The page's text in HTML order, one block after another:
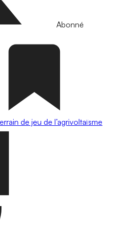
Abonné
de jeu de l’agrivoltaïsme